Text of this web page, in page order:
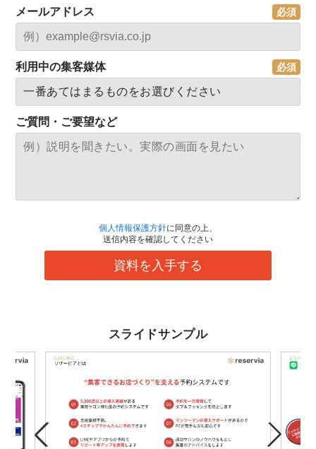
メールアドレス
利用中の集客媒体
ご質問・ご要望など
個人情報保護方針に同意の上、
送信内容を確認してください
資料を入手する
スライドサンプル